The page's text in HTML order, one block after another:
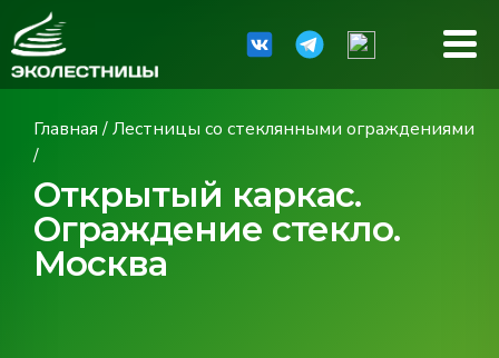
Главная/Лестницы со стеклянными ограждениями
/
Открытый каркас.
Ограждение стекло.
Москва